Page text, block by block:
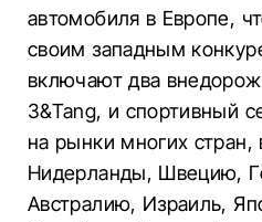
автомобиля в Европе,
своим западным
включают два
3&Tang, и спортивный
на рынки многих
Нидерланды, Швецию,
Австралию, Израиль,